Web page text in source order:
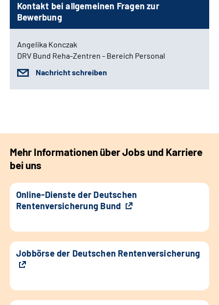
Kontakt bei allgemeinen Fragen zur
Bewerbung
Angelika Konczak
DRV Bund Reha-Zentren - Bereich Personal
Nachricht schreiben
Mehr Informationen über Jobs und Karriere
bei uns
Online-Dienste der Deutschen
Rentenversicherung Bund
Jobbörse der Deutschen Rentenversicherung